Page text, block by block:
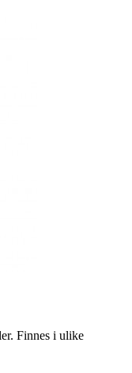
Finnes i ulike